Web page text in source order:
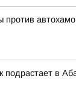
против
подрастает в